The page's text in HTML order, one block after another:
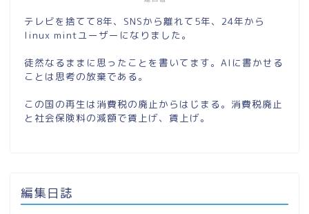
テレビを捨てて8年、SNSから離れて5年、24年から
linux mintユーザーになりました。
徒然なるままに思ったことを書いてます。AIに書かせる
ことは思考の放棄である。
この国の再生は消費税の廃止からはじまる。消費税廃止
と社会保険料の減額で賃上げ、賃上げ。
編集日誌